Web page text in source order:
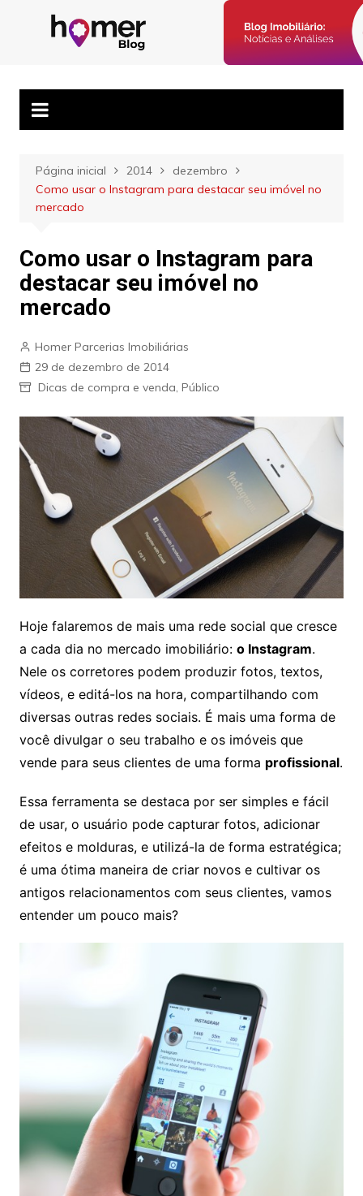
Blog Homer:
Mercado
Imobiliário,
Posts semanais sobre o mercado imobiliário e dicas para
corretores imobiliários encontrarem parceiros e venderem mais.
Página inicial 2014
dezembro
Como usar o Instagram para destacar seu imóvel no
mercado
Como usar o Instagram para
destacar seu imóvel no
mercado
Homer Parcerias Imobiliárias
29 de dezembro de 2014
Dicas de compra e venda, Público
Hoje falaremos de mais uma rede social que cresce
a cada dia no mercado imobiliário: o Instagram.
Nele os corretores podem produzir fotos, textos,
vídeos, e editá-los na hora, compartilhando com
diversas outras redes sociais. É mais uma forma de
você divulgar o seu trabalho e os imóveis que
vende para seus clientes de uma forma profissional.
Essa ferramenta se destaca por ser simples e fácil
de usar, o usuário pode capturar fotos, adicionar
efeitos e molduras, e utilizá-la de forma estratégica;
é uma ótima maneira de criar novos e cultivar os
antigos relacionamentos com seus clientes, vamos
entender um pouco mais?